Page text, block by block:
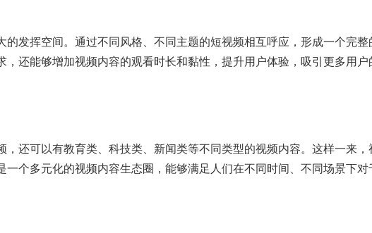
发挥空间。通过不同风格、不同主题的短视频相互呼应，形成一个完整
还能够增加视频内容的观看时长和黏性，提升用户体验，吸引更多用户
还可以有教育类、科技类、新闻类等不同类型的视频内容。这样一来，
个多元化的视频内容生态圈，能够满足人们在不同时间、不同场景下对